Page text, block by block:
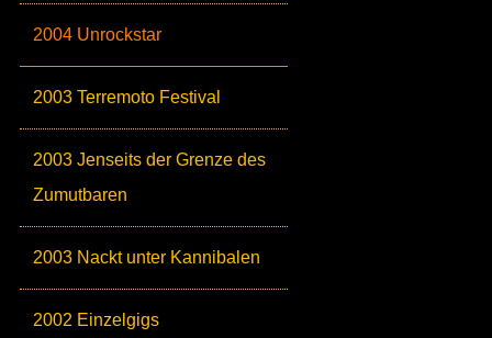
2004 Unrockstar
2003 Terremoto Festival
2003 Jenseits der Grenze des
Zumutbaren
2003 Nackt unter Kannibalen
2002 Einzelgigs